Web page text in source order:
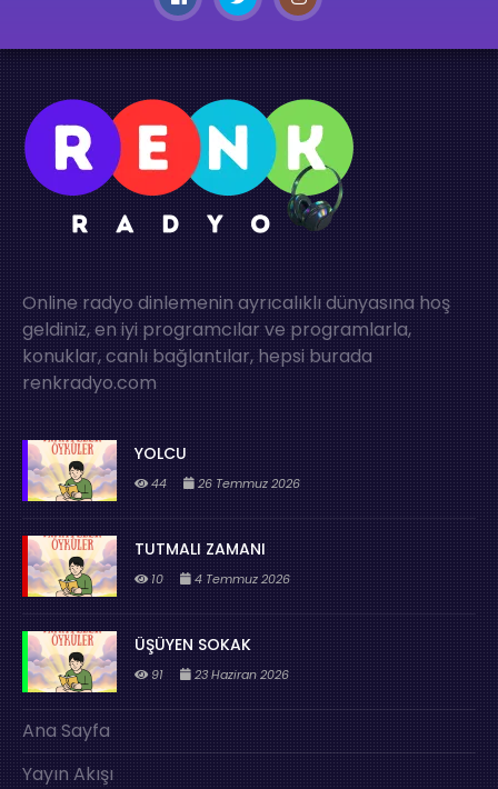
Online radyo dinlemenin ayrıcalıklı dünyasına hoş
geldiniz, en iyi programcılar ve programlarla,
konuklar, canlı bağlantılar, hepsi burada
renkradyo.com
YOLCU
44 26 Temmuz 2026
TUTMALI ZAMANI
10 4 Temmuz 2026
ÜŞÜYEN SOKAK
91 23 Haziran 2026
Ana Sayfa
Yayın Akışı